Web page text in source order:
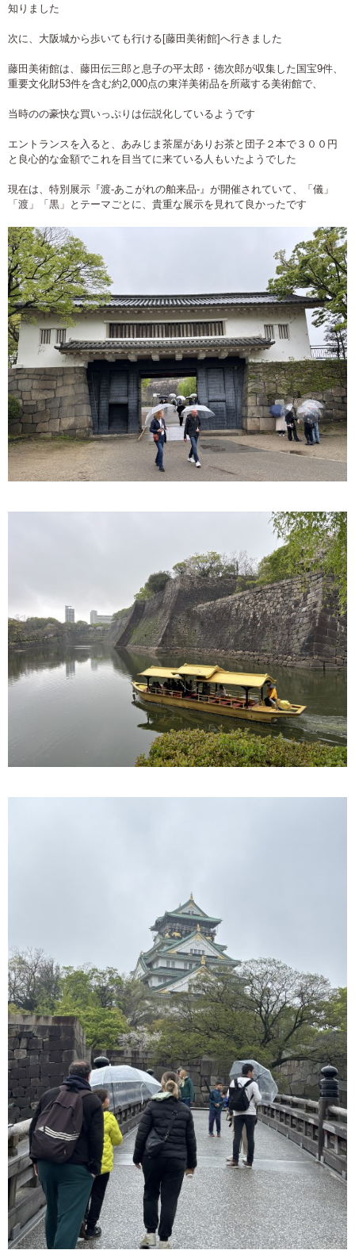
知りました
次に、大阪城から歩いても行ける[藤田美術館]へ行きました
藤田美術館は、藤田伝三郎と息子の平太郎・徳次郎が収集した国宝9件、
重要文化財53件を含む約2,000点の東洋美術品を所蔵する美術館で、
当時のの豪快な買いっぷりは伝説化しているようです
エントランスを入ると、あみじま茶屋がありお茶と団子２本で３００円
と良心的な金額でこれを目当てに来ている人もいたようでした
現在は、特別展示『渡-あこがれの舶来品-』が開催されていて、「儀」
「渡」「黒」とテーマごとに、貴重な展示を見れて良かったです